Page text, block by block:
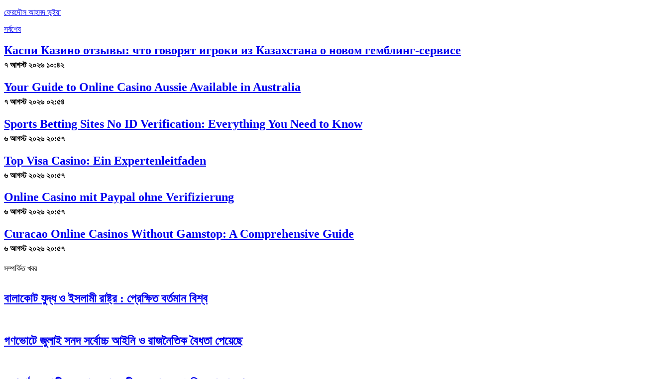
ফেরদৌস আহমদ ভূইয়া
সর্বশেষ
Каспи Казино отзывы: что говорят игроки из Казахстана о новом гемблинг-сервисе
৭ আগস্ট ২০২৬ ১০:৪২
Your Guide to Online Casino Aussie Available in Australia
৭ আগস্ট ২০২৬ ০২:৫৪
Sports Betting Sites No ID Verification: Everything You Need to Know
৬ আগস্ট ২০২৬ ২০:৫৭
Top Visa Casino: Ein Expertenleitfaden
৬ আগস্ট ২০২৬ ২০:৫৭
Online Casino mit Paypal ohne Verifizierung
৬ আগস্ট ২০২৬ ২০:৫৭
Curacao Online Casinos Without Gamstop: A Comprehensive Guide
৬ আগস্ট ২০২৬ ২০:৫৭
সম্পর্কিত খবর
বালাকোট যুদ্ধ ও ইসলামী রাষ্ট্র : প্রেক্ষিত বর্তমান বিশ্ব
গণভোটে জুলাই সনদ সর্বোচ্চ আইনি ও রাজনৈতিক বৈধতা পেয়েছে